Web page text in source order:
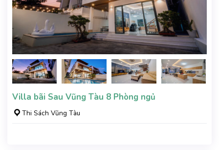
Villa bãi Sau Vũng Tàu 8 Phòng ngủ
Thi Sách Vũng Tàu